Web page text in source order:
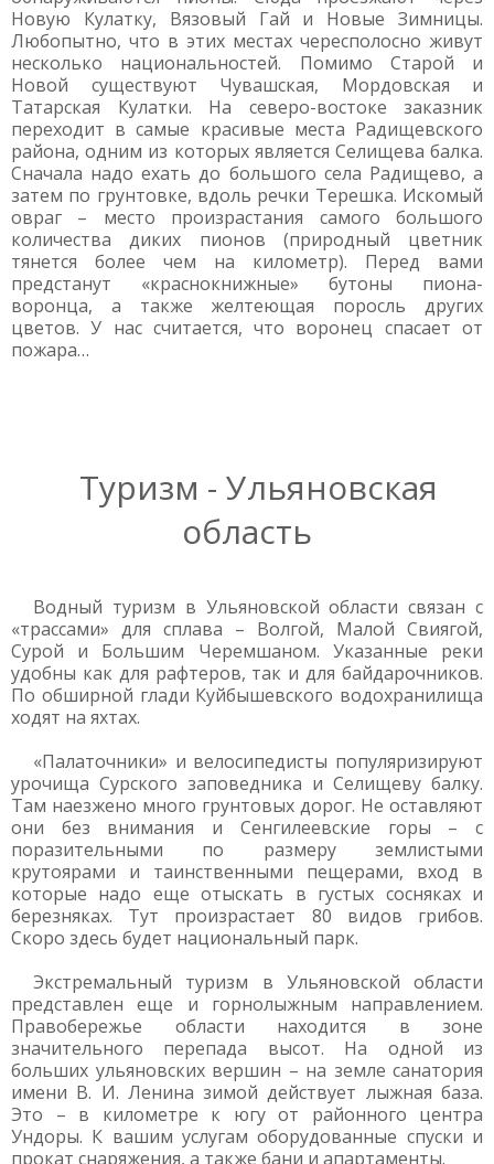
Новую Кулатку, Вязовый Гай и Новые Зимницы.
Любопытно, что в этих местах чересполосно живут
несколько национальностей. Помимо Старой и
Новой существуют Чувашская, Мордовская и
Татарская Кулатки. На северо-востоке заказник
переходит в самые красивые места Радищевского
района, одним из которых является Селищева балка.
Сначала надо ехать до большого села Радищево, а
затем по грунтовке, вдоль речки Терешка. Искомый
овраг – место произрастания самого большого
количества диких пионов (природный цветник
тянется более чем на километр). Перед вами
предстанут «краснокнижные» бутоны пиона-
воронца, а также желтеющая поросль других
цветов. У нас считается, что воронец спасает от
пожара…
Туризм - Ульяновская
область
Водный туризм в Ульяновской области связан с
«трассами» для сплава – Волгой, Малой Свиягой,
Сурой и Большим Черемшаном. Указанные реки
удобны как для рафтеров, так и для байдарочников.
По обширной глади Куйбышевского водохранилища
ходят на яхтах.
«Палаточники» и велосипедисты популяризируют
урочища Сурского заповедника и Селищеву балку.
Там наезжено много грунтовых дорог. Не оставляют
они без внимания и Сенгилеевские горы – с
поразительными по размеру землистыми
крутоярами и таинственными пещерами, вход в
которые надо еще отыскать в густых сосняках и
березняках. Тут произрастает 80 видов грибов.
Скоро здесь будет национальный парк.
Экстремальный туризм в Ульяновской области
представлен еще и горнолыжным направлением.
Правобережье области находится в зоне
значительного перепада высот. На одной из
больших ульяновских вершин – на земле санатория
имени В. И. Ленина зимой действует лыжная база.
Это – в километре к югу от районного центра
Ундоры. К вашим услугам оборудованные спуски и
прокат снаряжения, а также бани и апартаменты.